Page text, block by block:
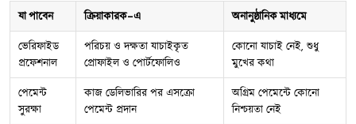
যা পাবেন ক্রিয়াকারক-এ অনানুষ্ঠানিক মাধ্যমে
ভেরিফাইড
প্রফেশনাল
পরিচয় ও দক্ষতা যাচাইকৃত
প্রোফাইল ও পোর্টফোলিও
কোনো যাচাই নেই, শুধু
মুখের কথা
পেমেন্ট
সুরক্ষা
কাজ ডেলিভারির পর এসক্রো
পেমেন্ট প্রদান
অগ্রিম পেমেন্টে কোনো
নিশ্চয়তা নেই